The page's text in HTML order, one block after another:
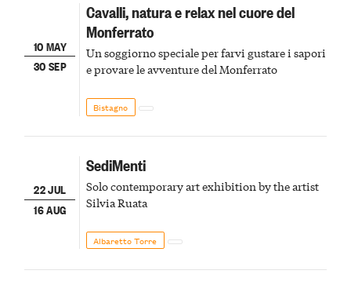
10 MAY
30 SEP
Cavalli, natura e relax nel cuore del
Monferrato
Un soggiorno speciale per farvi gustare i sapori
e provare le avventure del Monferrato
Bistagno
22 JUL
16 AUG
SediMenti
Solo contemporary art exhibition by the artist
Silvia Ruata
Albaretto Torre